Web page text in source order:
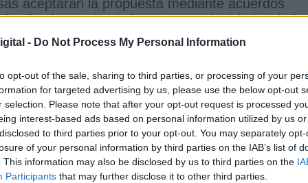
- Do Not Process My Personal Information
opt-out of the sale, sharing to third parties, or processing of your
for targeted advertising by us, please use the below opt-out
selection. Please note that after your opt-out request is processed
interest-based ads based on personal information utilized by us
to third parties prior to your opt-out. You may separately
of your personal information by third parties on the IAB’s list of
This information may also be disclosed by us to third parties on the
Participants that may further disclose it to other third parties.
aceptaran la propuesta mediante acuerdos
ellas ha motivado la propuesta legislativa de la
del Consumidor, Anna Cavazzini, es la
el Parlamento. Cavazzini señala que la
permitiría quelos usuarios puedan
. "En el futuro, los teléfonos y los dispositivos
con cargadores, lo que reducirá los residuos
Se estima que la reducción de residuos
de las 1000 toneladas por año.